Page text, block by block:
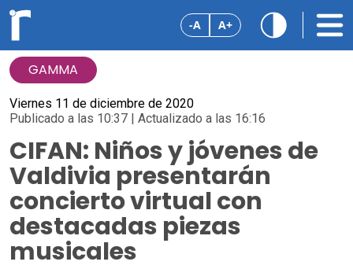
-A A+
GAMMA
Viernes 11 de diciembre de 2020
Publicado a las 10:37 | Actualizado a las 16:16
CIFAN: Niños y jóvenes de
Valdivia presentarán
concierto virtual con
destacadas piezas
musicales